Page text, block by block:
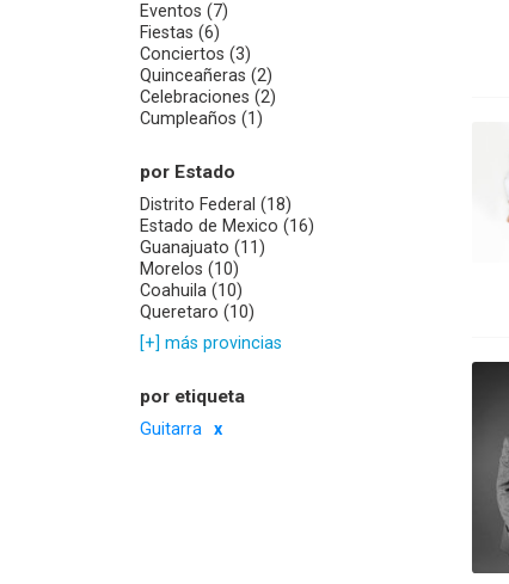
Eventos (7)
Fiestas (6)
Conciertos (3)
Quinceañeras (2)
Celebraciones (2)
Cumpleaños (1)
por Estado
Distrito Federal (18)
Estado de Mexico (16)
Guanajuato (11)
Morelos (10)
Coahuila (10)
Queretaro (10)
[+] más provincias
por etiqueta
Guitarra